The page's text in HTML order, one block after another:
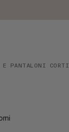
E PANTALONI CORTI